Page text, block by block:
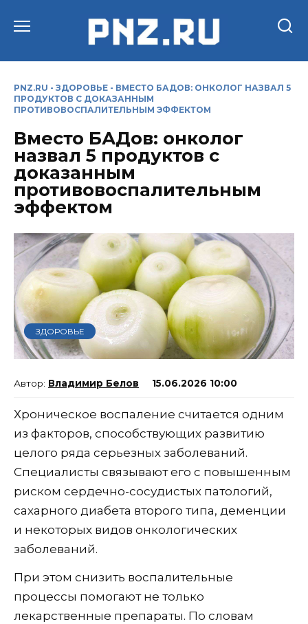
PNZ.RU - ЗДОРОВЬЕ - ВМЕСТО БАДОВ: ОНКОЛОГ НАЗВАЛ 5
ПРОДУКТОВ С ДОКАЗАННЫМ
ПРОТИВОВОСПАЛИТЕЛЬНЫМ ЭФФЕКТОМ
Вместо БАДов: онколог
назвал 5 продуктов с
доказанным
противовоспалительным
эффектом
ЗДОРОВЬЕ
Владимир Белов 15.06.2026 10:00
Хроническое воспаление считается одним
из факторов, способствующих развитию
целого ряда серьезных заболеваний.
Специалисты связывают его с повышенным
риском сердечно-сосудистых патологий,
сахарного диабета второго типа, деменции
и некоторых видов онкологических
заболеваний.
При этом снизить воспалительные
процессы помогают не только
лекарственные препараты. По словам